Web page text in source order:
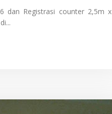
dan Registrasi counter 2,5m x